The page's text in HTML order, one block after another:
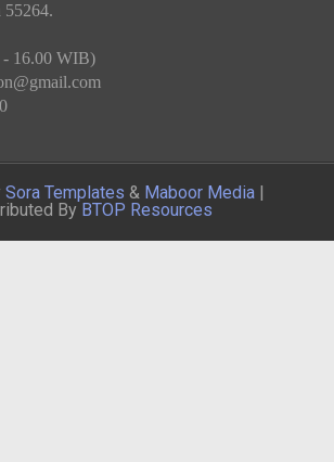
55264.
- 16.00 WIB)
Sora Templates & Maboor Media|
By BTOP Resources